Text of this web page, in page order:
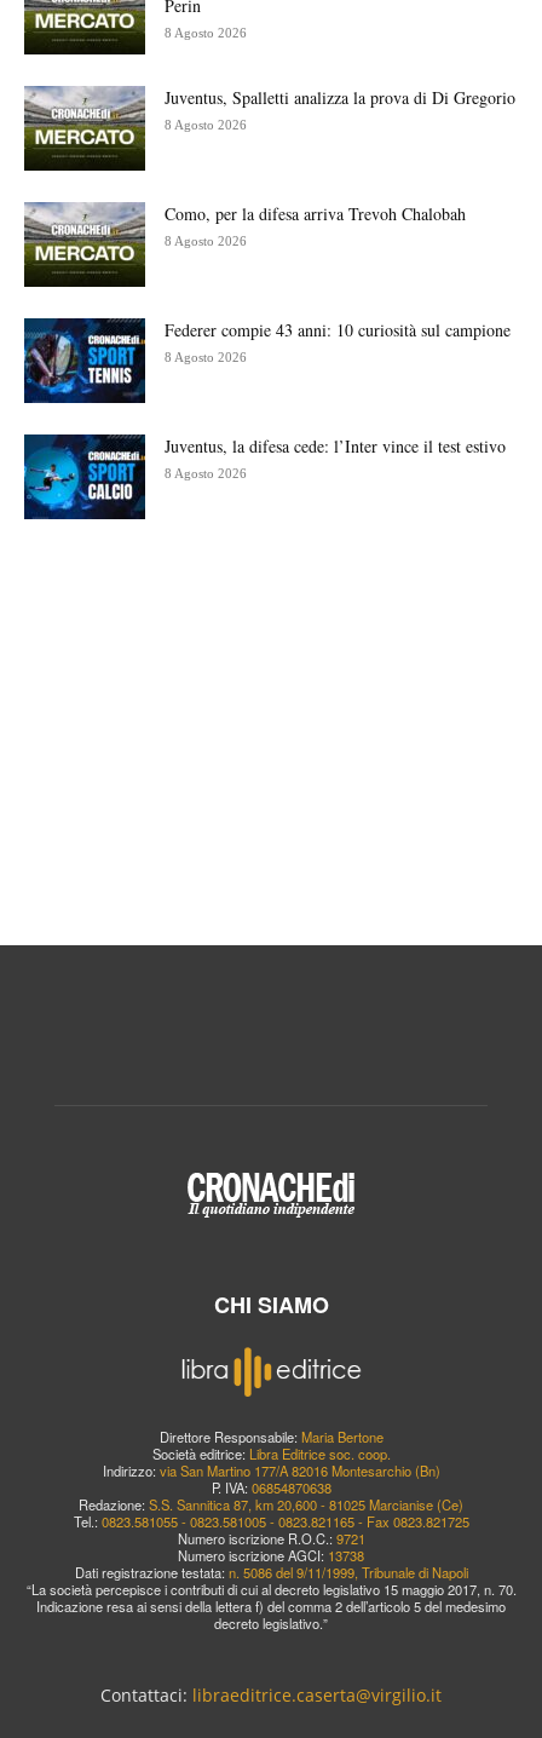
Perin
8 Agosto 2026
Juventus, Spalletti analizza la prova di Di Gregorio
8 Agosto 2026
Como, per la difesa arriva Trevoh Chalobah
8 Agosto 2026
Federer compie 43 anni: 10 curiosità sul campione
8 Agosto 2026
Juventus, la difesa cede: l’Inter vince il test estivo
8 Agosto 2026
CHI SIAMO
Direttore Responsabile: Maria Bertone
Società editrice: Libra Editrice soc. coop.
Indirizzo: via San Martino 177/A 82016 Montesarchio (Bn)
P. IVA: 06854870638
Redazione: S.S. Sannitica 87, km 20,600 - 81025 Marcianise (Ce)
Tel.: 0823.581055 - 0823.581005 - 0823.821165 - Fax 0823.821725
Numero iscrizione R.O.C.: 9721
Numero iscrizione AGCI: 13738
Dati registrazione testata: n. 5086 del 9/11/1999, Tribunale di Napoli
“La società percepisce i contributi di cui al decreto legislativo 15 maggio 2017, n. 70.
Indicazione resa ai sensi della lettera f) del comma 2 dell’articolo 5 del medesimo
decreto legislativo.”
Contattaci: libraeditrice.caserta@virgilio.it